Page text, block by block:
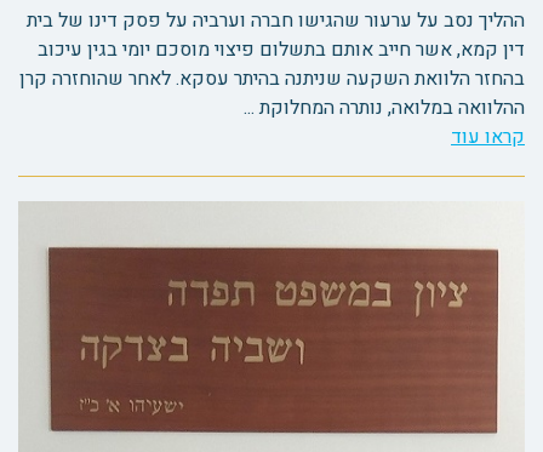
ההליך נסב על ערעור שהגישו חברה וערביה על פסק דינו של בית
דין קמא, אשר חייב אותם בתשלום פיצוי מוסכם יומי בגין עיכוב
בהחזר הלוואת השקעה שניתנה בהיתר עסקא. לאחר שהוחזרה קרן
ההלוואה במלואה, נותרה המחלוקת ...
קראו עוד